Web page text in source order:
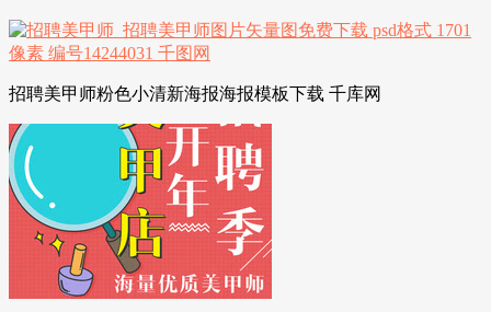
招聘美甲师粉色小清新海报海报模板下载 千库网